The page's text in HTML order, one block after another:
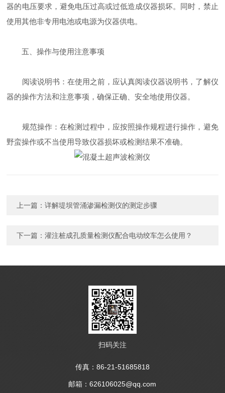
器的电压要求，避免电压过高或过低造成仪器损坏。同时，禁止
使用其他非专用电池或电源为仪器供电。
五、操作与使用注意事项
阅读说明书：在使用之前，应认真阅读仪器说明书，了解仪
器的操作方法和注意事项，确保正确、安全地使用仪器。
规范操作：在检测过程中，应按照操作规程进行操作，避免
野蛮操作或不当使用导致仪器损坏或检测结果不准确。
上一篇：详解堤坝管涌渗漏检测仪的测定步骤
下一篇：灌注桩成孔质量检测仪配合电动绞车怎么使用？
扫码关注
传真：86-21-51685818
邮箱：626106025@qq.com